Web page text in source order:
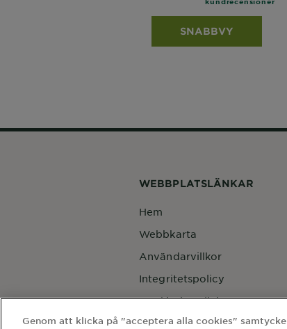
SNABBVY
WEBBPLATSLÄNKAR
Hem
Webbkarta
Användarvillkor
Integritetspolicy
Cookie-inställningar
Kontakta vårt
Genom att klicka på "acceptera alla cookies"